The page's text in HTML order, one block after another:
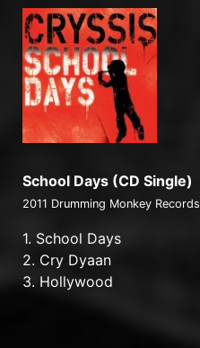
School Days (CD Single)
2011 Drumming Monkey Records
1. School Days
2. Cry Dyaan
3. Hollywood